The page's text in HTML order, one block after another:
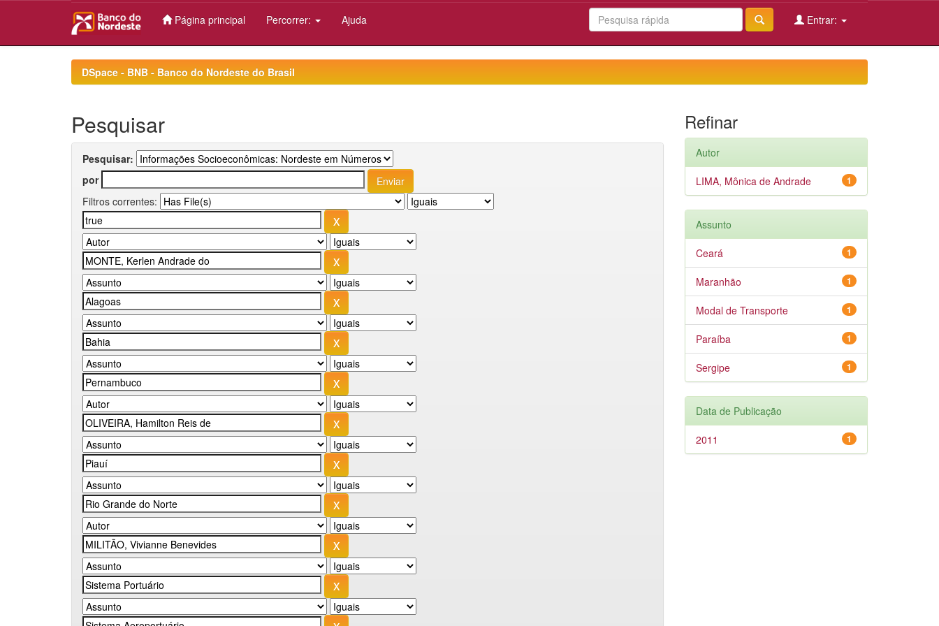
Página principal Percorrer: Ajuda Entrar:
DSpace - BNB - Banco do Nordeste do Brasil
Pesquisar
Pesquisar:
por
Filtros correntes:
Refinar
Autor
1
LIMA, Mônica de Andrade
Assunto
1
Ceará
1
Maranhão
1
Modal de Transporte
1
Paraíba
1
Sergipe
Data de Publicação
1
2011